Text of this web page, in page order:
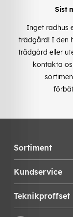
Sist
Inget radhus
trädgård! I den
trädgård eller
kontakta
Sortiment
Kundservice
Teknikproffset